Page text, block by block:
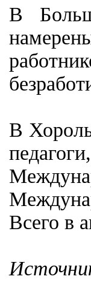
В
В
Всего в